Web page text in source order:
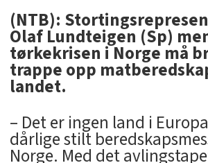
(NTB):
Olaf Lundteigen (Sp)
tørkekrisen i Norge må
trappe opp
landet.
– Det er ingen land i
dårlige stilt
Norge. Med det